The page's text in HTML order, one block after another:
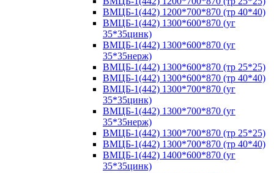
ВМЦБ-1(442) 1200*700*870 (тр 40*40)
ВМЦБ-1(442) 1300*600*870 (уг
35*35цинк)
ВМЦБ-1(442) 1300*600*870 (уг
35*35нерж)
ВМЦБ-1(442) 1300*600*870 (тр 25*25)
ВМЦБ-1(442) 1300*600*870 (тр 40*40)
ВМЦБ-1(442) 1300*700*870 (уг
35*35цинк)
ВМЦБ-1(442) 1300*700*870 (уг
35*35нерж)
ВМЦБ-1(442) 1300*700*870 (тр 25*25)
ВМЦБ-1(442) 1300*700*870 (тр 40*40)
ВМЦБ-1(442) 1400*600*870 (уг
35*35цинк)